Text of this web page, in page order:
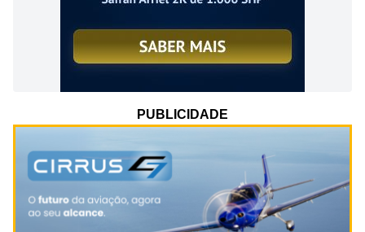
PUBLICIDADE